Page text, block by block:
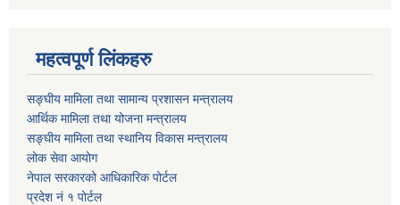
महत्वपूर्ण लिंकहरु
सङ्घीय मामिला तथा सामान्य प्रशासन मन्त्रालय
आर्थिक मामिला तथा योजना मन्त्रालय
सङ्घीय मामिला तथा स्थानिय विकास मन्त्रालय
लोक सेवा आयोग
नेपाल सरकारको आधिकारिक पोर्टल
प्रदेश नं १ पोर्टल